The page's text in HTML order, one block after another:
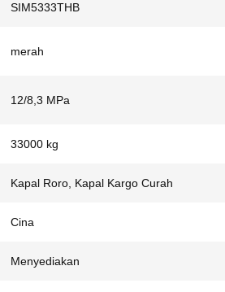
SIM5333THB
merah
12/8,3 MPa
33000 kg
Kapal Roro, Kapal Kargo Curah
Cina
Menyediakan